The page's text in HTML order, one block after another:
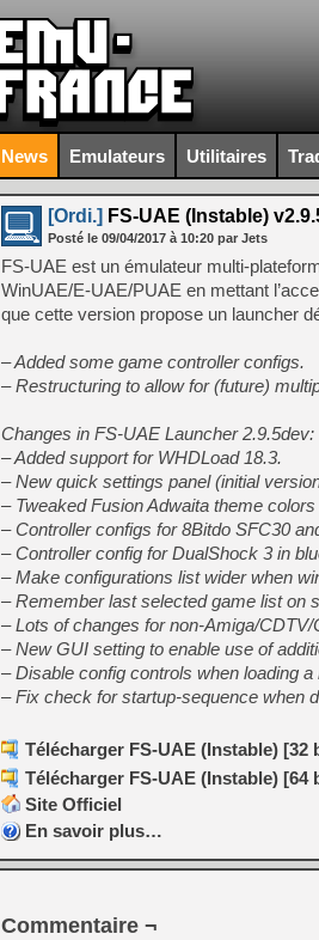
News Emulateurs Utilitaires
[Ordi.] FS-UAE (Instable)
Posté le 09/04/2017 à 10:20 par Jets
FS-UAE est un émulateur multi-
WinUAE/E-UAE/PUAE en mettant
que cette version propose un launcher
– Added some game controller configs.
– Restructuring to allow for (future)
Changes in FS-UAE Launcher 2.9.5dev:
– Added support for WHDLoad 18.3.
– New quick settings panel (initial
– Tweaked Fusion Adwaita theme
– Controller configs for 8Bitdo SFC30
– Controller config for DualShock 3 in
– Make configurations list wider when
– Remember last selected game list on
– Lots of changes for non-Amiga/
– New GUI setting to enable use of
– Disable config controls when loading
– Fix check for startup-sequence when
Télécharger FS-UAE (Instable) [32
Télécharger FS-UAE (Instable) [64
Site Officiel
En savoir plus…
Commentaire ¬